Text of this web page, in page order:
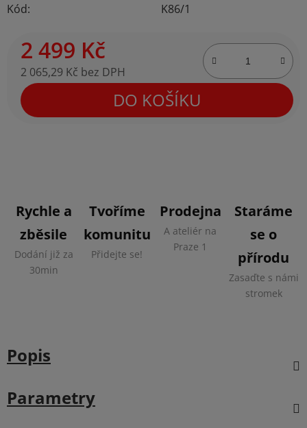
Kód:
K86/1
2 499 Kč
2 065,29 Kč bez DPH
Měrná cena:
DO KOŠÍKU
Rychle a
zběsile
Dodání již za
30min
Tvoříme
komunitu
Přidejte se!
Prodejna
A ateliér na
Praze 1
Staráme
se o
přírodu
Zasaďte s námi
stromek
Popis
Parametry